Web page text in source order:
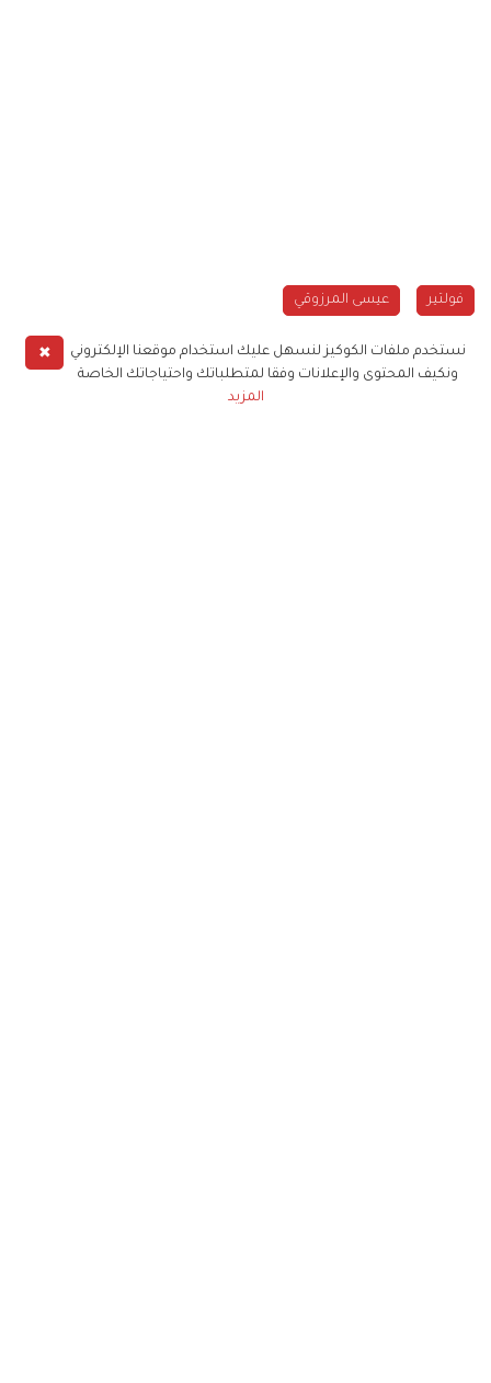
فولتير عيسى المرزوقي
✖
نستخدم ملفات الكوكيز لنسهل عليك استخدام موقعنا الإلكتروني
ونكيف المحتوى والإعلانات وفقا لمتطلباتك واحتياجاتك الخاصة
المزيد